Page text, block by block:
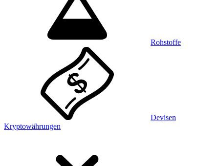
Rohstoffe
Devisen
Kryptowährungen